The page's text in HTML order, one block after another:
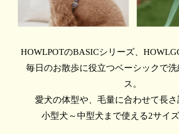
HOWLPOTのBASICシリーズ、
毎日のお散歩に役立つベーシックで
ス。
愛犬の体型や、毛量に合わせて長さ
小型犬～中型犬まで使える2サイズ